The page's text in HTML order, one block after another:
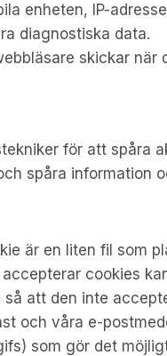
enheten, IP-
diagnostiska data.
skickar
för att spåra
spåra information
är en liten fil som
cookies
att den inte
och våra e-
som gör det